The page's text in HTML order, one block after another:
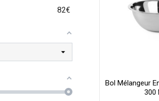
82€
Bol Mélangeur
300